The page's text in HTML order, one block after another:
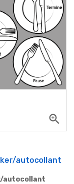
zoom_in
autocollant
autocollant